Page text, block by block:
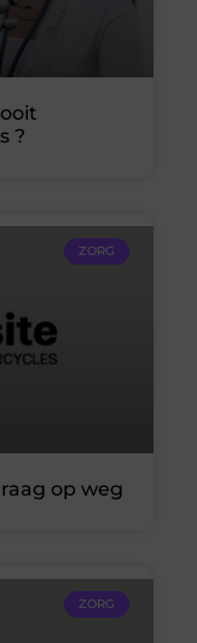
?
ZORG
op weg
ZORG